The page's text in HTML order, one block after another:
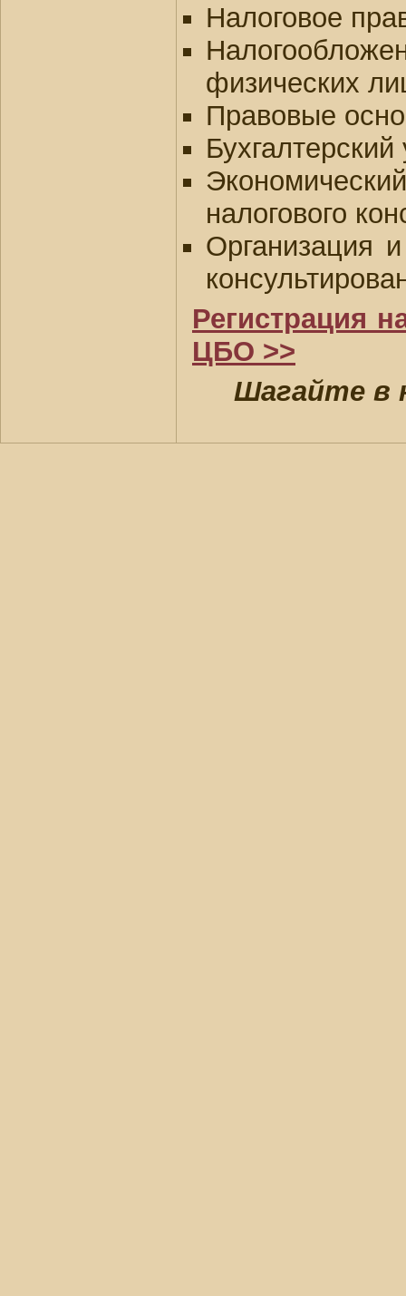
Налоговое
физических
Правовые
Бухгалтерский
налогового
Организация
Регистрация
ЦБО >>
Шагайте в